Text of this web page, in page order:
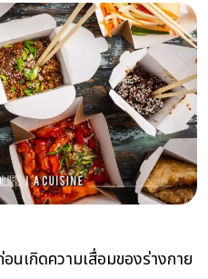
นเกิดความเสื่อมของร่างกาย